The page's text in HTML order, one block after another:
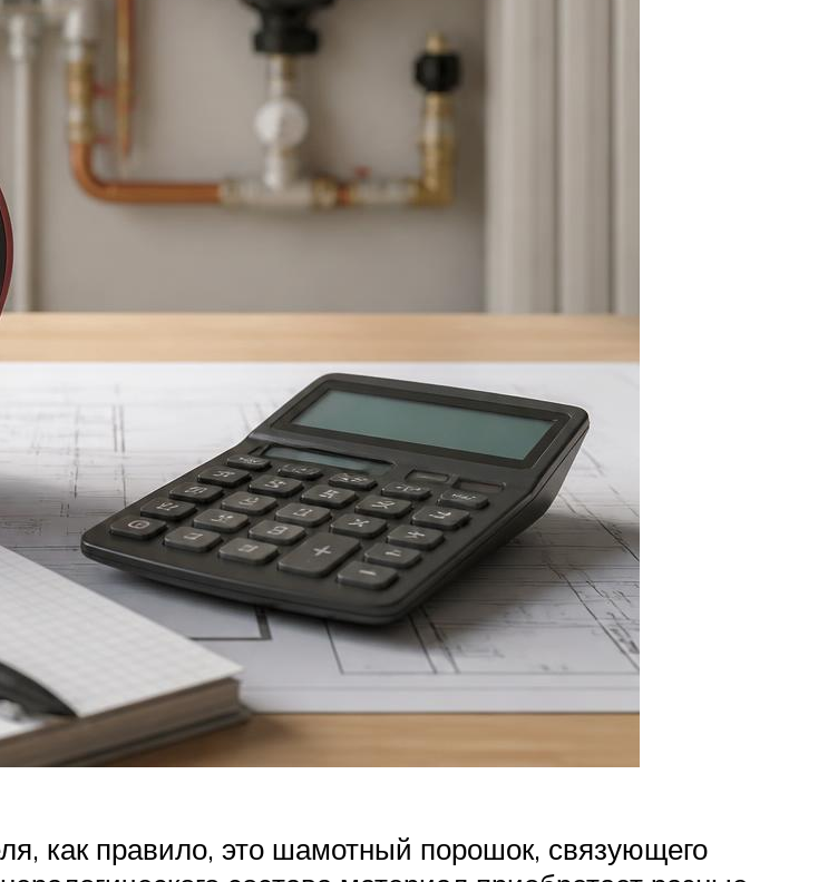
как правило, это шамотный порошок, связующего